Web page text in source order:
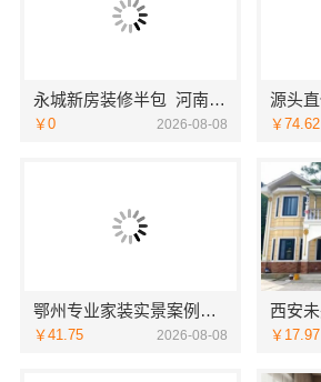
永城新房装修半包_河南璟臻环保建材有限公司透明无增项
￥0 2026-08-08 ￥74.62
鄂州专业家装实景案例，百年米莱品质见证
￥41.75 2026-08-08 ￥17.97